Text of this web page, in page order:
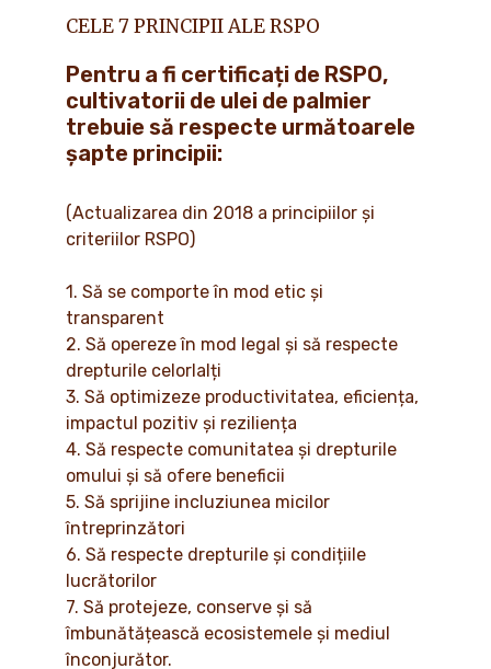
CELE 7 PRINCIPII ALE RSPO
Pentru a fi certificați de RSPO,
cultivatorii de ulei de palmier
trebuie să respecte următoarele
șapte principii:
(Actualizarea din 2018 a principiilor și
criteriilor RSPO)
1. Să se comporte în mod etic și
transparent
2. Să opereze în mod legal și să respecte
drepturile celorlalți
3. Să optimizeze productivitatea, eficiența,
impactul pozitiv și reziliența
4. Să respecte comunitatea și drepturile
omului și să ofere beneficii
5. Să sprijine incluziunea micilor
întreprinzători
6. Să respecte drepturile și condițiile
lucrătorilor
7. Să protejeze, conserve și să
îmbunătățească ecosistemele și mediul
înconjurător.